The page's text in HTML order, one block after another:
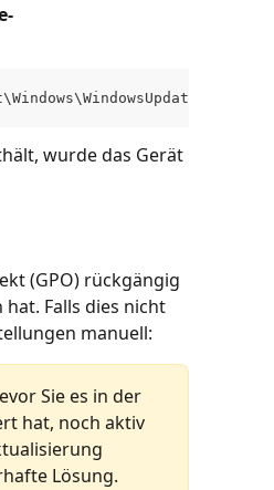
wurde das Gerät
(GPO) rückgängig
Falls dies nicht
manuell:
Sie es in der
hat, noch aktiv
Lösung.